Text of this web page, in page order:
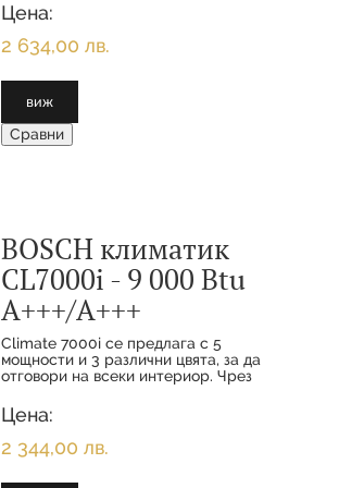
интелигентното свързване вашите
клиенти се наслаждават на
максимално удобство с
Цена:
2 634,00 лв.
виж
Сравни
BOSCH климатик
CL7000i - 9 000 Btu
А+++/А+++
Climate 7000i се предлага с 5
мощности и 3 различни цвята, за да
отговори на всеки интериор. Чрез
интелигентното свързване вашите
клиенти се наслаждават на
максимално удобство с
Цена:
2 344,00 лв.